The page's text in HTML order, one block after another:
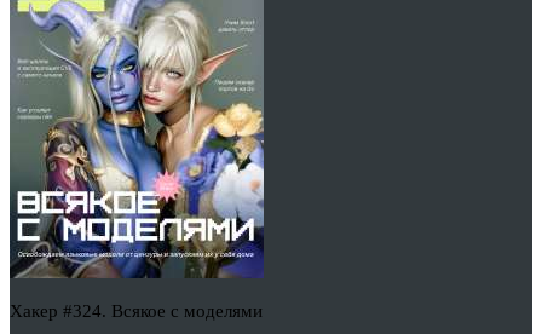
Хакер #324. Всякое с моделями